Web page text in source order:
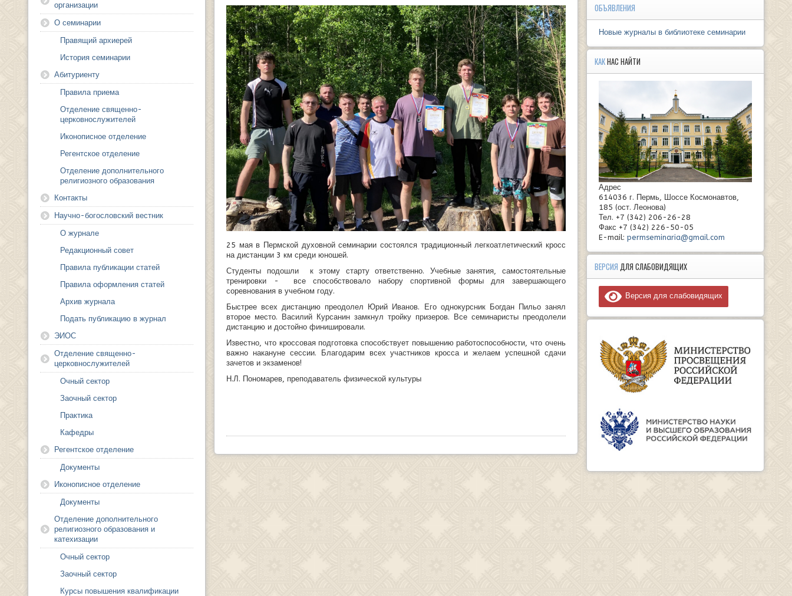
25 мая в Пермской духовной семинарии состоялся традиционный легкоатлетический кросс
на дистанции 3 км среди юношей.
Студенты подошли к этому старту ответственно. Учебные занятия, самостоятельные
тренировки - все способствовало набору спортивной формы для завершающего
соревнования в учебном году.
Быстрее всех дистанцию преодолел Юрий Иванов. Его однокурсник Богдан Пильо занял
второе место. Василий Курсанин замкнул тройку призеров. Все семинаристы преодолели
дистанцию и достойно финишировали.
Известно, что кроссовая подготовка способствует повышению работоспособности, что очень
важно накануне сессии. Благодарим всех участников кросса и желаем успешной сдачи
зачетов и экзаменов!
Н.Л. Пономарев, преподаватель физической культуры
организации
О семинарии
Правящий архиерей
История семинарии
Абитуриенту
Правила приема
Отделение священно-
церковнослужителей
Иконописное отделение
Регентское отделение
Отделение дополнительного
религиозного образования
Контакты
Научно-богословский вестник
О журнале
Редакционный совет
Правила публикации статей
Правила оформления статей
Архив журнала
Подать публикацию в журнал
ЭИОС
Отделение священно-
церковнослужителей
Очный сектор
Заочный сектор
Практика
Кафедры
Регентское отделение
Документы
Иконописное отделение
Документы
Отделение дополнительного
религиозного образования и
катехизации
Очный сектор
Заочный сектор
Курсы повышения квалификации
ОБЪЯВЛЕНИЯ
Новые журналы в библиотеке семинарии
КАКНАС НАЙТИ
Адрес
614036 г. Пермь, Шоссе Космонавтов,
185 (ост. Леонова)
Тел. +7 (342) 206-26-28
Факс +7 (342) 226-50-05
E-mail: permseminaria@gmail.com
ВЕРСИЯ ДЛЯ СЛАБОВИДЯЩИХ
Версия для слабовидящих